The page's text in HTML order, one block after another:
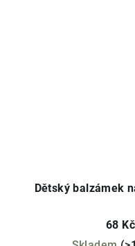
Dětský balzámek
68 Kč